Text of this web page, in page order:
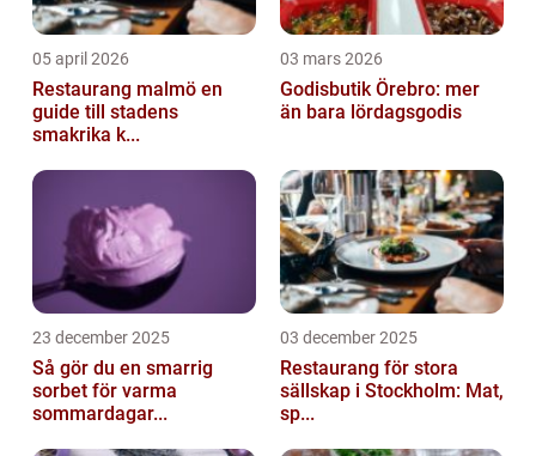
05 april 2026
Restaurang malmö en
guide till stadens
smakrika k...
03 mars 2026
Godisbutik Örebro: mer
än bara lördagsgodis
23 december 2025
Så gör du en smarrig
sorbet för varma
sommardagar...
03 december 2025
Restaurang för stora
sällskap i Stockholm: Mat,
sp...